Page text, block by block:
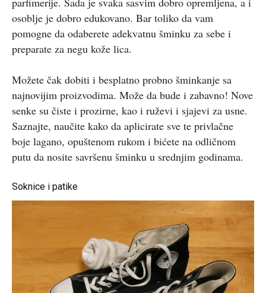
osoblje je dobro edukovano. Bar toliko da vam
pomogne da odaberete adekvatnu šminku za sebe i
preparate za negu kože lica.
Možete čak dobiti i besplatno probno šminkanje sa
najnovijim proizvodima. Može da bude i zabavno! Nove
senke su čiste i prozirne, kao i ruževi i sjajevi za usne.
Saznajte, naučite kako da aplicirate sve te privlačne
boje lagano, opuštenom rukom i bićete na odličnom
putu da nosite savršenu šminku u srednjim godinama.
Soknice i patike